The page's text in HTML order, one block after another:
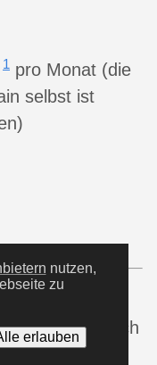
nutzen,
zu
erlauben
1 pro Monat (die
selbst ist
Preise zuzüglich